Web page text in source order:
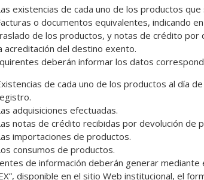
existencias de cada uno de los productos
o documentos equivalentes, indicando
de los productos, y notas de crédito
acreditación del destino exento.
deberán informar los datos
de cada uno de los productos al día
adquisiciones efectuadas.
notas de crédito recibidas por devolución de
importaciones de productos.
consumos de productos.
de información deberán generar
disponible en el sitio Web institucional, el